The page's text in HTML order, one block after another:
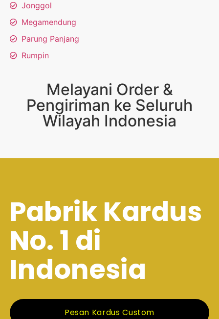
Jonggol
Megamendung
Parung Panjang
Rumpin
Melayani Order &
Pengiriman ke Seluruh
Wilayah Indonesia
Pabrik Kardus
No. 1 di
Indonesia
Pesan Kardus Custom